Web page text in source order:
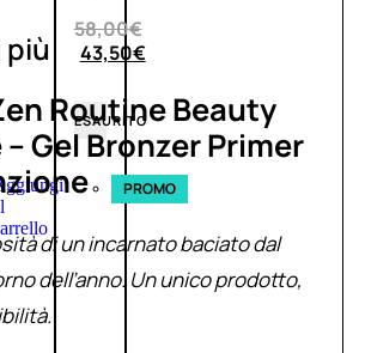
58,00€
43,50€
ESAURITO
PROMO
più
Routine Beauty
Gel Bronzer Primer
di un incarnato baciato dal
dell’anno. Un unico prodotto,